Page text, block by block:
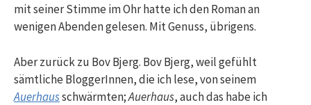
mit seiner Stimme im Ohr hatte ich den Roman an
wenigen Abenden gelesen. Mit Genuss, übrigens.
Aber zurück zu Bov Bjerg. Bov Bjerg, weil gefühlt
sämtliche BloggerInnen, die ich lese, von seinem
Auerhausschwärmten;Auerhaus, auch das habe ich